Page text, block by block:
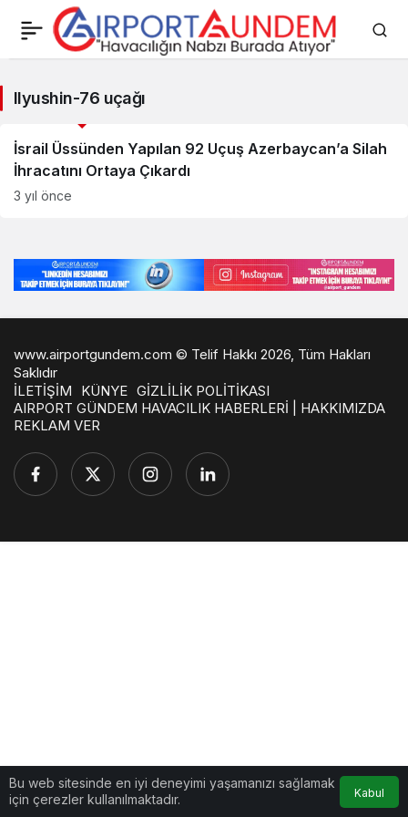
76
uçağı
Haberleri
Ilyushin-76 uçağı
İsrail Üssünden Yapılan 92 Uçuş Azerbaycan’a Silah
İhracatını Ortaya Çıkardı
3 yıl önce
Bu web sitesinde en iyi deneyimi yaşamanızı sağlamak
için çerezler kullanılmaktadır.
Kabul
www.airportgundem.com © Telif Hakkı 2026, Tüm Hakları
Saklıdır
İLETİŞİM
KÜNYE GİZLİLİK POLİTİKASI
AIRPORT GÜNDEM HAVACILIK HABERLERİ | HAKKIMIZDA
REKLAM VER